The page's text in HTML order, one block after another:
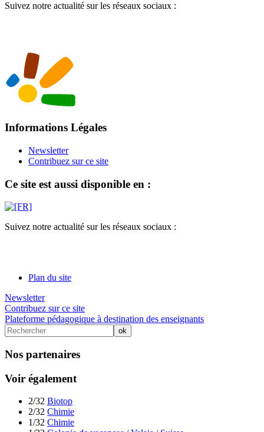
Suivez notre actualité sur les réseaux sociaux :
Informations Légales
Newsletter
Contribuez sur ce site
Ce site est aussi disponible en :
Suivez notre actualité sur les réseaux sociaux :
Plan du site
Newsletter
Contribuez sur ce site
Plateforme pédagogique à destination des enseignants
Nos partenaires
Voir également
2/32 Biotop
2/32 Chimie
1/32 Chimie